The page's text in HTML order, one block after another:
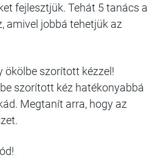
fejlesztjük. Tehát 5 tanács a
amivel jobbá tehetjük az
ökölbe szorított kézzel!
szorított kéz hatékonyabbá
Megtanít arra, hogy az